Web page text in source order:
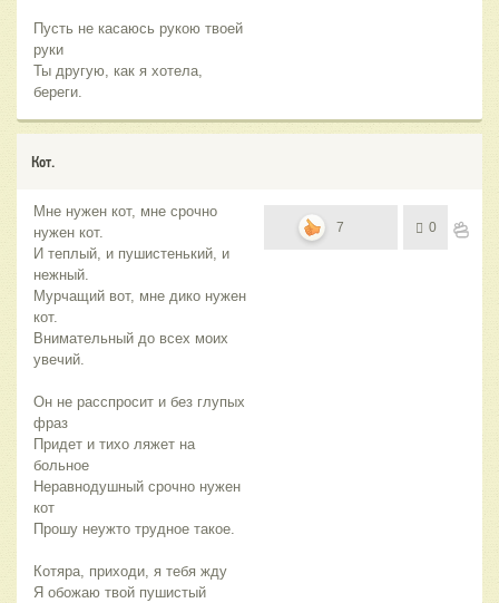
Пусть не касаюсь рукою твоей
руки
Ты другую, как я хотела,
береги.
Кот.
Мне нужен кот, мне срочно
нужен кот.
И теплый, и пушистенький, и
нежный.
Мурчащий вот, мне дико нужен
кот.
Внимательный до всех моих
увечий.
Он не расспросит и без глупых
фраз
Придет и тихо ляжет на
больное
Неравнодушный срочно нужен
кот
Прошу неужто трудное такое.
Котяра, приходи, я тебя жду
Я обожаю твой пушистый
7 0